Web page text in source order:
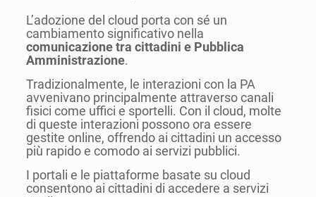
L’adozione del cloud porta con sé un
cambiamento significativo nella
comunicazione tra cittadini e Pubblica
Amministrazione.
Tradizionalmente, le interazioni con la PA
avvenivano principalmente attraverso canali
fisici come uffici e sportelli. Con il cloud, molte
di queste interazioni possono ora essere
gestite online, offrendo ai cittadini un accesso
più rapido e comodo ai servizi pubblici.
I portali e le piattaforme basate su cloud
consentono ai cittadini di accedere a servizi